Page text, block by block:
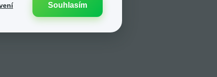
Souhlasím